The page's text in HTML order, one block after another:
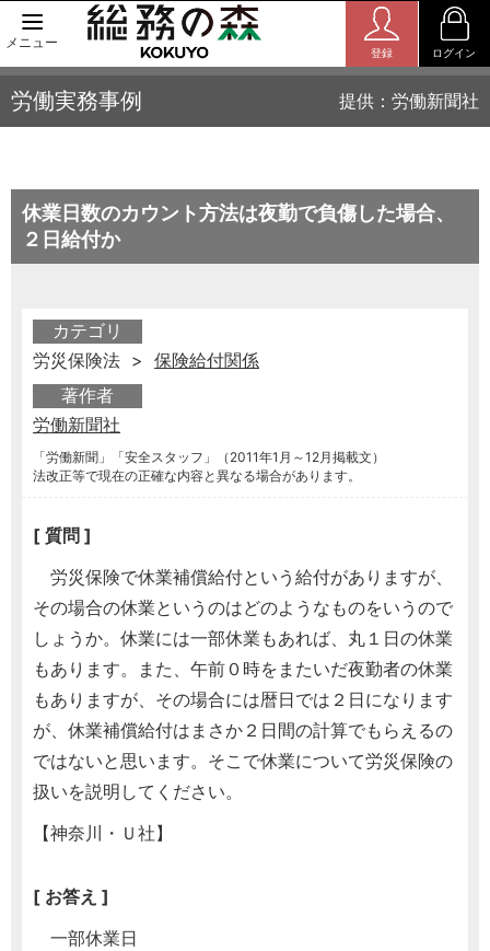
メニュー
登録 ログイン
労働実務事例 提供：労働新聞社
休業日数のカウント方法は夜勤で負傷した場合、
２日給付か
カテゴリ
労災保険法 > 保険給付関係
著作者
労働新聞社
「労働新聞」「安全スタッフ」（2011年1月～12月掲載文）
法改正等で現在の正確な内容と異なる場合があります。
[ 質問 ]
労災保険で休業補償給付という給付がありますが、
その場合の休業というのはどのようなものをいうので
しょうか。休業には一部休業もあれば、丸１日の休業
もあります。また、午前０時をまたいだ夜勤者の休業
もありますが、その場合には暦日では２日になります
が、休業補償給付はまさか２日間の計算でもらえるの
ではないと思います。そこで休業について労災保険の
扱いを説明してください。
【神奈川・Ｕ社】
[ お答え ]
一部休業日